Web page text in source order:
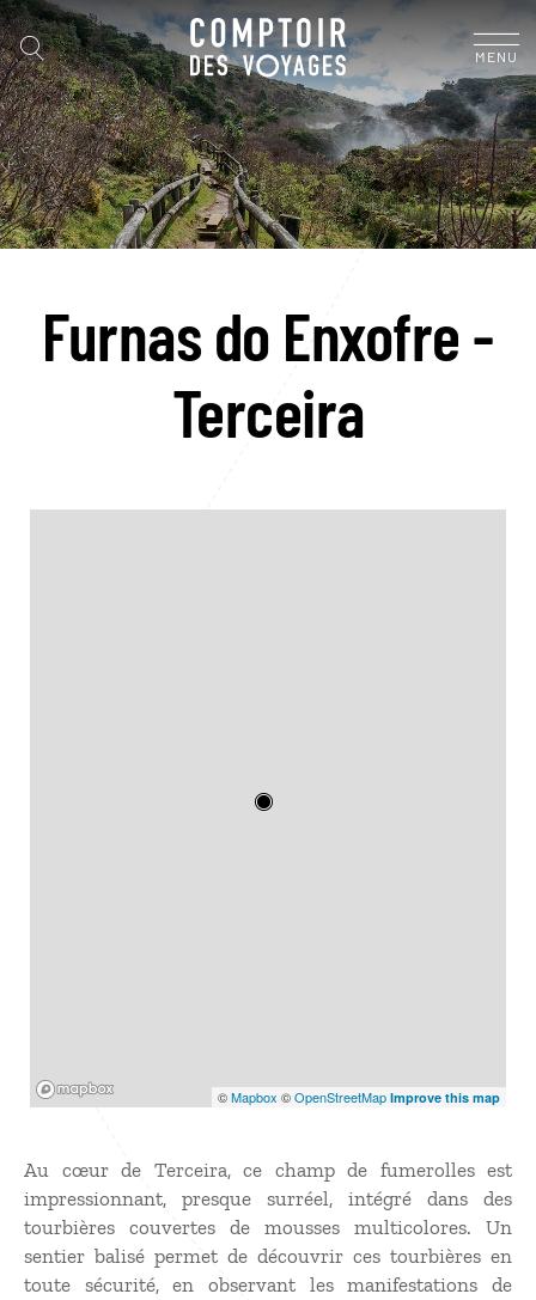
MENU
Furnas do Enxofre -
Terceira
©Mapbox ©OpenStreetMap Improve this map
Au cœur de Terceira, ce champ de fumerolles est
impressionnant, presque surréel, intégré dans des
tourbières couvertes de mousses multicolores. Un
sentier balisé permet de découvrir ces tourbières en
toute sécurité, en observant les manifestations de